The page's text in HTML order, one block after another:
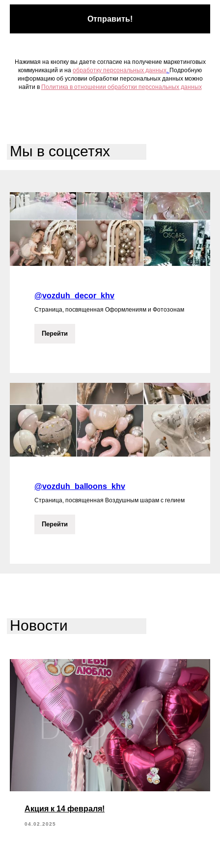
Отправить!
Нажимая на кнопку вы даете согласие на получение маркетинговых
коммуникаций и на обработку персональных данных. Подробную
информацию об условии обработки персональных данных можно
найти в Политика в отношении обработки персональных данных
Мы в соцсетях
@vozduh_decor_khv
Страница, посвященная Оформлениям и Фотозонам
Перейти
@vozduh_balloons_khv
Страница, посвященная Воздушным шарам с гелием
Перейти
Новости
Акция к 14 февраля!
04.02.2025